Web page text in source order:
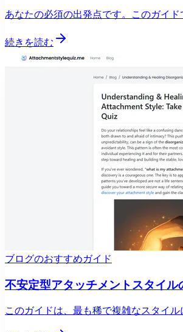
あなたの必須の出発点です。このガイ
続きを読む
ブログのおすすめガイド
不安定型アタッチメントスタイ
このガイドは、最も稀で複雑なスタイ